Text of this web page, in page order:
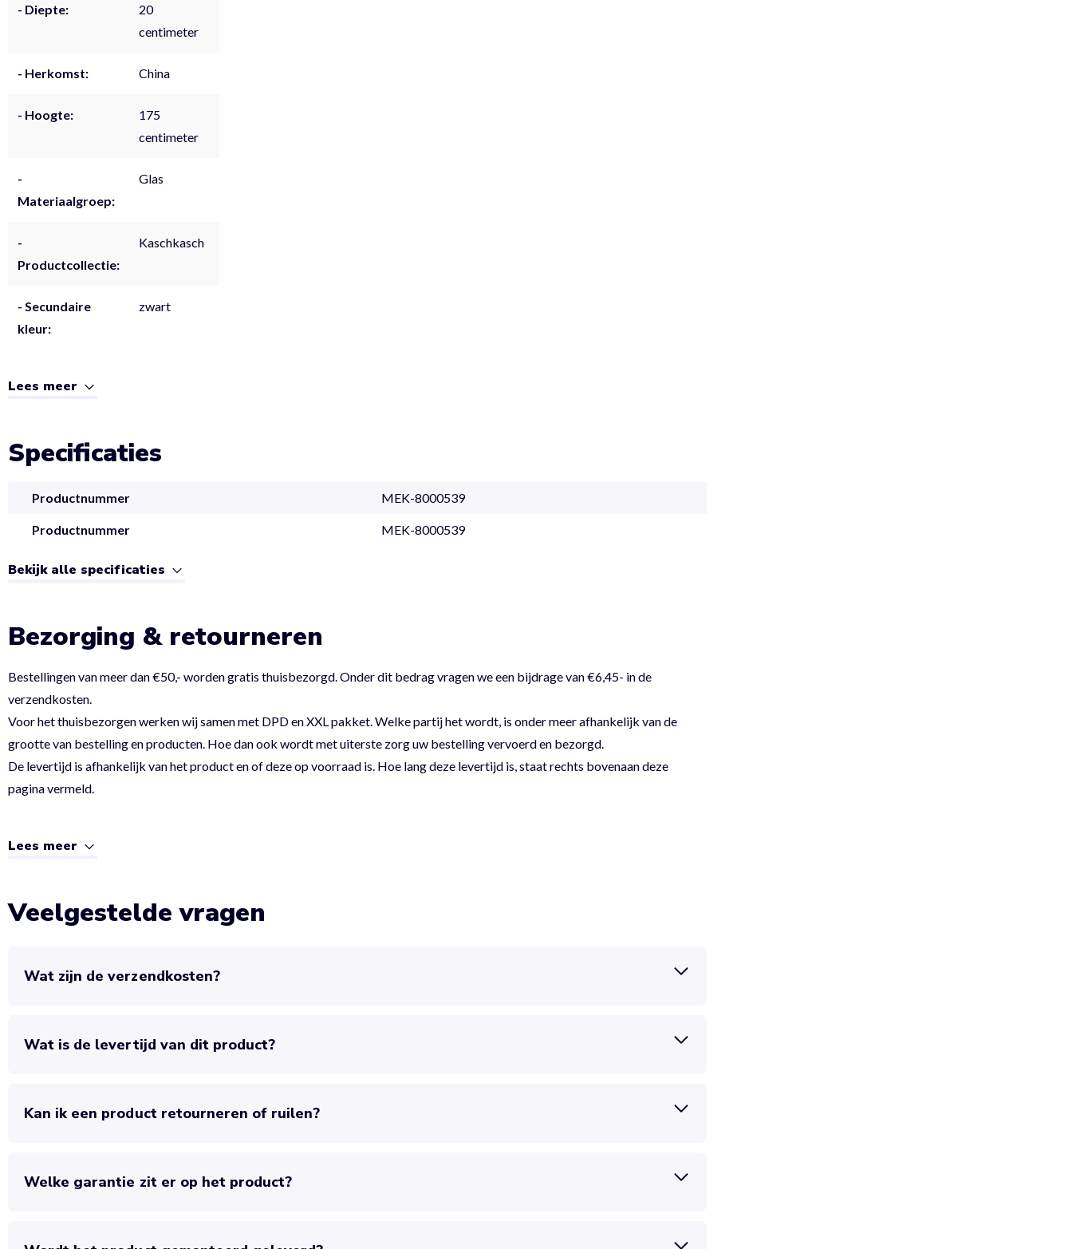
- Diepte:
20
centimeter
- Herkomst: China
- Hoogte:
175
centimeter
-
Materiaalgroep:
Glas
-
Productcollectie:
Kaschkasch
- Secundaire
kleur:
zwart
Lees meer
Specificaties
Productnummer MEK-8000539
Productnummer MEK-8000539
Bekijk alle specificaties
Bezorging & retourneren
Bestellingen van meer dan €50,- worden gratis thuisbezorgd. Onder dit bedrag vragen we een bijdrage van €6,45- in de
verzendkosten.
Voor het thuisbezorgen werken wij samen met DPD en XXL pakket. Welke partij het wordt, is onder meer afhankelijk van de
grootte van bestelling en producten. Hoe dan ook wordt met uiterste zorg uw bestelling vervoerd en bezorgd.
De levertijd is afhankelijk van het product en of deze op voorraad is. Hoe lang deze levertijd is, staat rechts bovenaan deze
pagina vermeld.
Lees meer
Veelgestelde vragen
Wat zijn de verzendkosten?
Wat is de levertijd van dit product?
Kan ik een product retourneren of ruilen?
Welke garantie zit er op het product?